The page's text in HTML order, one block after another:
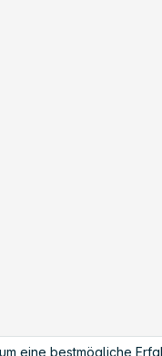
eine bestmögliche